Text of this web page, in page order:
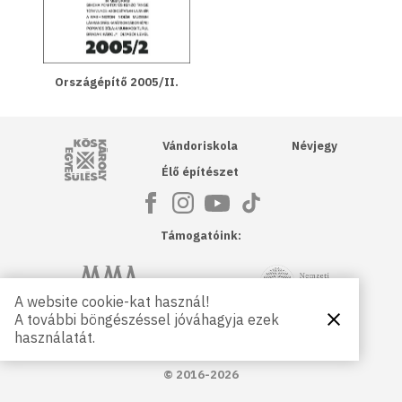
Országépítő 2005/II.
Kós Károly Egyesülés
Vándoriskola
Élő építészet
Névjegy
Támogatóink:
Magyar Művészeti Akadémia NKA
Petőfi Kulturális Ügynökség
© 2016-2026
A website cookie-kat használ!
A további böngészéssel jóváhagyja ezek
használatát.
Bezárás